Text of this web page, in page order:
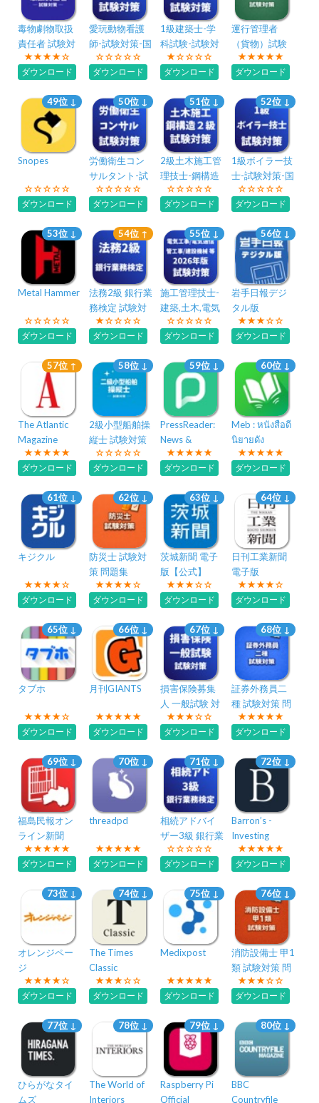
毒物劇物取扱
責任者 試験対
策 問題集
ダウンロード
愛玩動物看護
師-試験対策-国
家資格
ダウンロード
1級建築士-学
科試験-試験対
策-国家資格
ダウンロード
運行管理者
（貨物）試験
対策 問題集
ダウンロード
49位 ↓
Snopes
ダウンロード
50位 ↓
労働衛生コン
サルタント-試
験対策-国家資
格
ダウンロード
51位 ↓
2級土木施工管
理技士-鋼構造
物塗装-試験対
策-国家資格
ダウンロード
52位 ↓
1級ボイラー技
士-試験対策-国
家資格 ボイラ
ー技士
ダウンロード
53位 ↓
Metal Hammer
ダウンロード
54位 ↑
法務2級 銀行業
務検定 試験対
策
ダウンロード
55位 ↓
施工管理技士-
建築,土木,電気
工事,建設機械,
電気通信工事
ダウンロード
56位 ↓
岩手日報デジ
タル版
ダウンロード
57位 ↑
The Atlantic
Magazine
ダウンロード
58位 ↓
2級小型船舶操
縦士 試験対策
問題集
ダウンロード
59位 ↓
PressReader:
News &
Magazines
ダウンロード
60位 ↓
Meb : หนังสือดี
นิยายดัง
ダウンロード
61位 ↓
キジクル
ダウンロード
62位 ↓
防災士 試験対
策 問題集
ダウンロード
63位 ↓
茨城新聞 電子
版【公式】
ダウンロード
64位 ↓
日刊工業新聞
電子版
ダウンロード
65位 ↓
タブホ
ダウンロード
66位 ↓
月刊GIANTS
ダウンロード
67位 ↓
損害保険募集
人 一般試験 対
策
ダウンロード
68位 ↓
証券外務員二
種 試験対策 問
題集
ダウンロード
69位 ↓
福島民報オン
ライン新聞
ダウンロード
70位 ↓
threadpd
ダウンロード
71位 ↓
相続アドバイ
ザー3級 銀行業
務検定 試験対
策
ダウンロード
72位 ↓
Barron’s -
Investing
Insights
ダウンロード
73位 ↓
オレンジペー
ジ
ダウンロード
74位 ↓
The Times
Classic
ダウンロード
75位 ↓
Medixpost
ダウンロード
76位 ↓
消防設備士 甲1
類 試験対策 問
題集
ダウンロード
77位 ↓
ひらがなタイ
ムズ
78位 ↓
The World of
Interiors
79位 ↓
Raspberry Pi
Official
80位 ↓
BBC
Countryfile